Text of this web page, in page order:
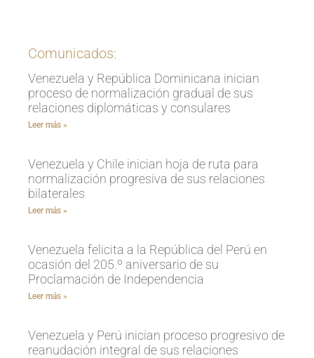
Comunicados:
Venezuela y República Dominicana inician
proceso de normalización gradual de sus
relaciones diplomáticas y consulares
Leer más »
Venezuela y Chile inician hoja de ruta para
normalización progresiva de sus relaciones
bilaterales
Leer más »
Venezuela felicita a la República del Perú en
ocasión del 205.º aniversario de su
Proclamación de Independencia
Leer más »
Venezuela y Perú inician proceso progresivo de
reanudación integral de sus relaciones